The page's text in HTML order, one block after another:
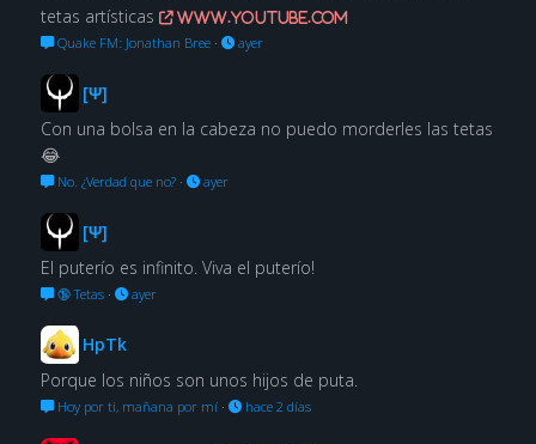
tetas artísticas
www.youtube.com
Quake FM: Jonathan Bree· ayer
[Ψ]
Con una bolsa en la cabeza no puedo morderles las tetas
😂
No. ¿Verdad que no?· ayer
[Ψ]
El puterío es infinito. Viva el puterío!
🔞 Tetas· ayer
HpTk
Porque los niños son unos hijos de puta.
Hoy por ti, mañana por mí· hace 2 días